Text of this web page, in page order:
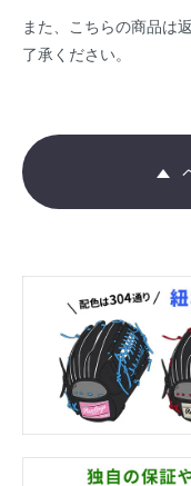
また、こちらの商品は
了承ください。